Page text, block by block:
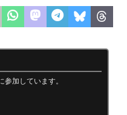
加しています。